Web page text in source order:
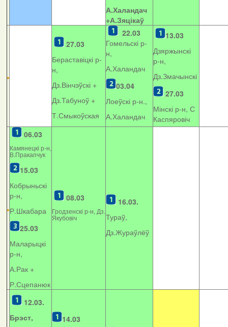
А.Халандач
+А.Зяцікаў
27.03
Бераставіцкі р-
н,
Дз.Вінчэўскі +
Дз.Табуноў +
Т.Смыкоўская
22.03
Гомельскі р-
н,
А.Халандач
03.04
Лоеўскі р-н.,
А.Халандач
13.03
Дзяржынскі
р-н,
Дз.Змачынскі
27.03
Мінскі р-н, С
Каспяровіч
06.03
Камянецкі р-н,
В.Пракапчук
15.03
Кобрыньскі
р-н,
Р.Шкабара
25.03
Маларыцкі
р-н,
А.Рак +
Р.Сцепанюк
08.03
Гродзенскі р-н, Дз.
Якубовіч
16.03.
Тураў,
Дз.Жураўлёў
12.03.
Брэст,
14.03